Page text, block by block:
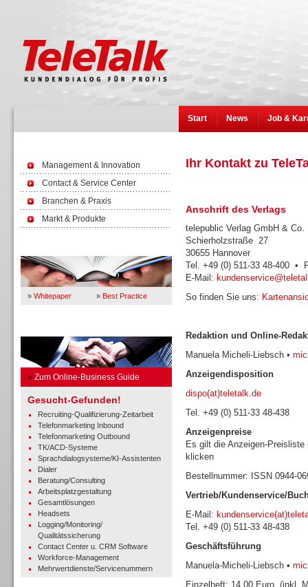
Start News Job &
Management & Innovation
Contact & Service Center
Branchen & Praxis
Markt & Produkte
» Whitepaper » Best Practice
» Zum Online-Business Guide
Gesucht-Gefunden!
Recruiting-Qualifizierung-Zeitarbeit
Telefonmarketing Inbound
Telefonmarketing Outbound
TK/ACD-Systeme
Sprachdialogsysteme/KI-Assistenten
Dialer
Beratung/Consulting
Arbeitsplatzgestaltung
Gesamtlösungen
Headsets
Logging/Monitoring/
Qualitätssicherung
Contact Center u. CRM Software
Workforce-Management
Mehrwertdienste/Servicenummern
Ihr Kontakt zu
Anschrift des Verlags
telepublic Verlag GmbH & Co.
Schierholzstraße 27
30655 Hannover
Tel. +49 (0) 511-33 48-400 •
E-Mail:
So finden Sie uns:
Redaktion und Online-
Manuela Micheli-Liebsch •
Anzeigendisposition
dispo(at)teletalk.de
Tel. +49 (0) 511-33 48-438
Anzeigenpreise
Es gilt die Anzeigen-
klicken
Bestellnummer: ISSN 0944-
Vertrieb/Kundenservice/
E-Mail:
Tel. +49 (0) 511-33 48-438
Geschäftsführung
Manuela-Micheli-Liebsch •
Einzelheft: 14,00 Euro (inkl.